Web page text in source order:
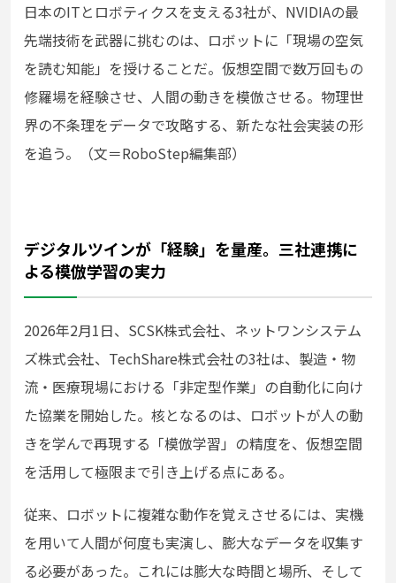
日本のITとロボティクスを支える3社が、NVIDIAの最
先端技術を武器に挑むのは、ロボットに「現場の空気
を読む知能」を授けることだ。仮想空間で数万回もの
修羅場を経験させ、人間の動きを模倣させる。物理世
界の不条理をデータで攻略する、新たな社会実装の形
を追う。（文＝RoboStep編集部）
デジタルツインが「経験」を量産。三社連携に
よる模倣学習の実力
2026年2月1日、SCSK株式会社、ネットワンシステム
ズ株式会社、TechShare株式会社の3社は、製造・物
流・医療現場における「非定型作業」の自動化に向け
た協業を開始した。核となるのは、ロボットが人の動
きを学んで再現する「模倣学習」の精度を、仮想空間
を活用して極限まで引き上げる点にある。
従来、ロボットに複雑な動作を覚えさせるには、実機
を用いて人間が何度も実演し、膨大なデータを収集す
る必要があった。これには膨大な時間と場所、そして